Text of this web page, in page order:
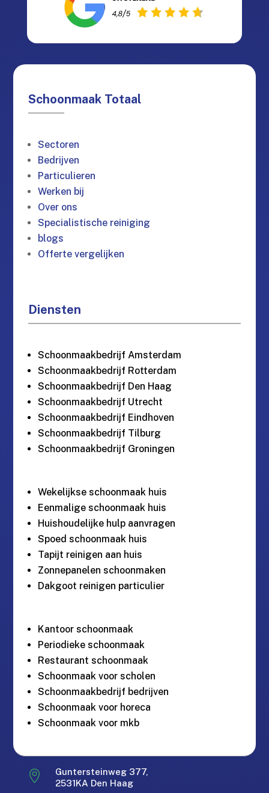
Schoonmaak Totaal
Sectoren
Bedrijven
Particulieren
Werken bij
Over ons
Specialistische reiniging
blogs
Offerte vergelijken
Diensten
Schoonmaakbedrijf Amsterdam
Schoonmaakbedrijf Rotterdam
Schoonmaakbedrijf Den Haag
Schoonmaakbedrijf Utrecht
Schoonmaakbedrijf Eindhoven
Schoonmaakbedrijf Tilburg
Schoonmaakbedrijf Groningen
Wekelijkse schoonmaak huis
Eenmalige schoonmaak huis
Huishoudelijke hulp aanvragen
Spoed schoonmaak huis
Tapijt reinigen aan huis
Zonnepanelen schoonmaken
Dakgoot reinigen particulier
Kantoor schoonmaak
Periodieke schoonmaak
Restaurant schoonmaak
Schoonmaak voor scholen
Schoonmaakbedrijf bedrijven
Schoonmaak voor horeca
Schoonmaak voor mkb

Guntersteinweg 377,
2531KA Den Haag
Gratis offerte in 24 uur.
Landelijke dekking.